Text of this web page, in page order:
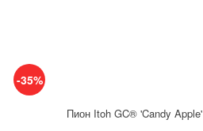
-35%
Пион Itoh GC® 'Candy Apple'